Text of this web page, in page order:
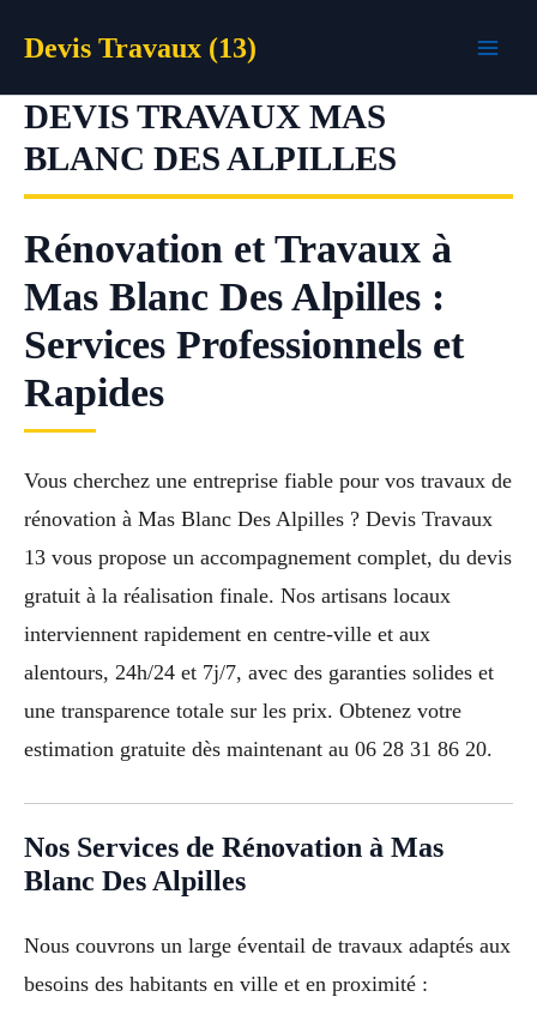
Devis Travaux (13)
DEVIS TRAVAUX MAS
BLANC DES ALPILLES
Rénovation et Travaux à
Mas Blanc Des Alpilles :
Services Professionnels et
Rapides
Vous cherchez une entreprise fiable pour vos travaux de
rénovation à Mas Blanc Des Alpilles ? Devis Travaux
13 vous propose un accompagnement complet, du devis
gratuit à la réalisation finale. Nos artisans locaux
interviennent rapidement en centre-ville et aux
alentours, 24h/24 et 7j/7, avec des garanties solides et
une transparence totale sur les prix. Obtenez votre
estimation gratuite dès maintenant au 06 28 31 86 20.
Nos Services de Rénovation à Mas
Blanc Des Alpilles
Nous couvrons un large éventail de travaux adaptés aux
besoins des habitants en ville et en proximité :